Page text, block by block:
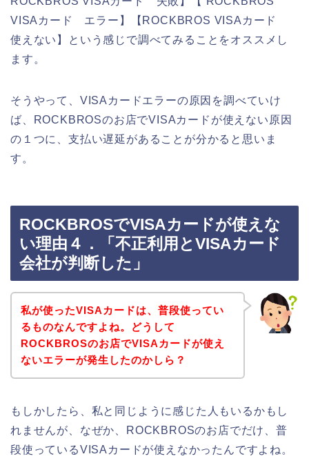
VISAカード エラー】【ROCKBROS VISAカード
使えない】という感じで調べてみることをオススメし
ます。
そうやって、VISAカードエラーの原因を調べていけ
ば、ROCKBROSのお店でVISAカードが使えない原因
の１つに、支払い遅延があることが分かると思いま
す。
ROCKBROSでVISAカードが使えな
い理由４．「不正利用とVISAカード
会社が判断した」
私が使ったVISAカードは、普段使ってい
るものなんですよね。どうして
ROCKBROSのお店でVISAカードが使え
ないエラーが発生したのかしら？
もしかしたら、私と同じように感じた人もいるかもし
れませんが、なぜか、ROCKBROSのお店でだけ、普
段使っているVISAカードが使えなかったんですよね。